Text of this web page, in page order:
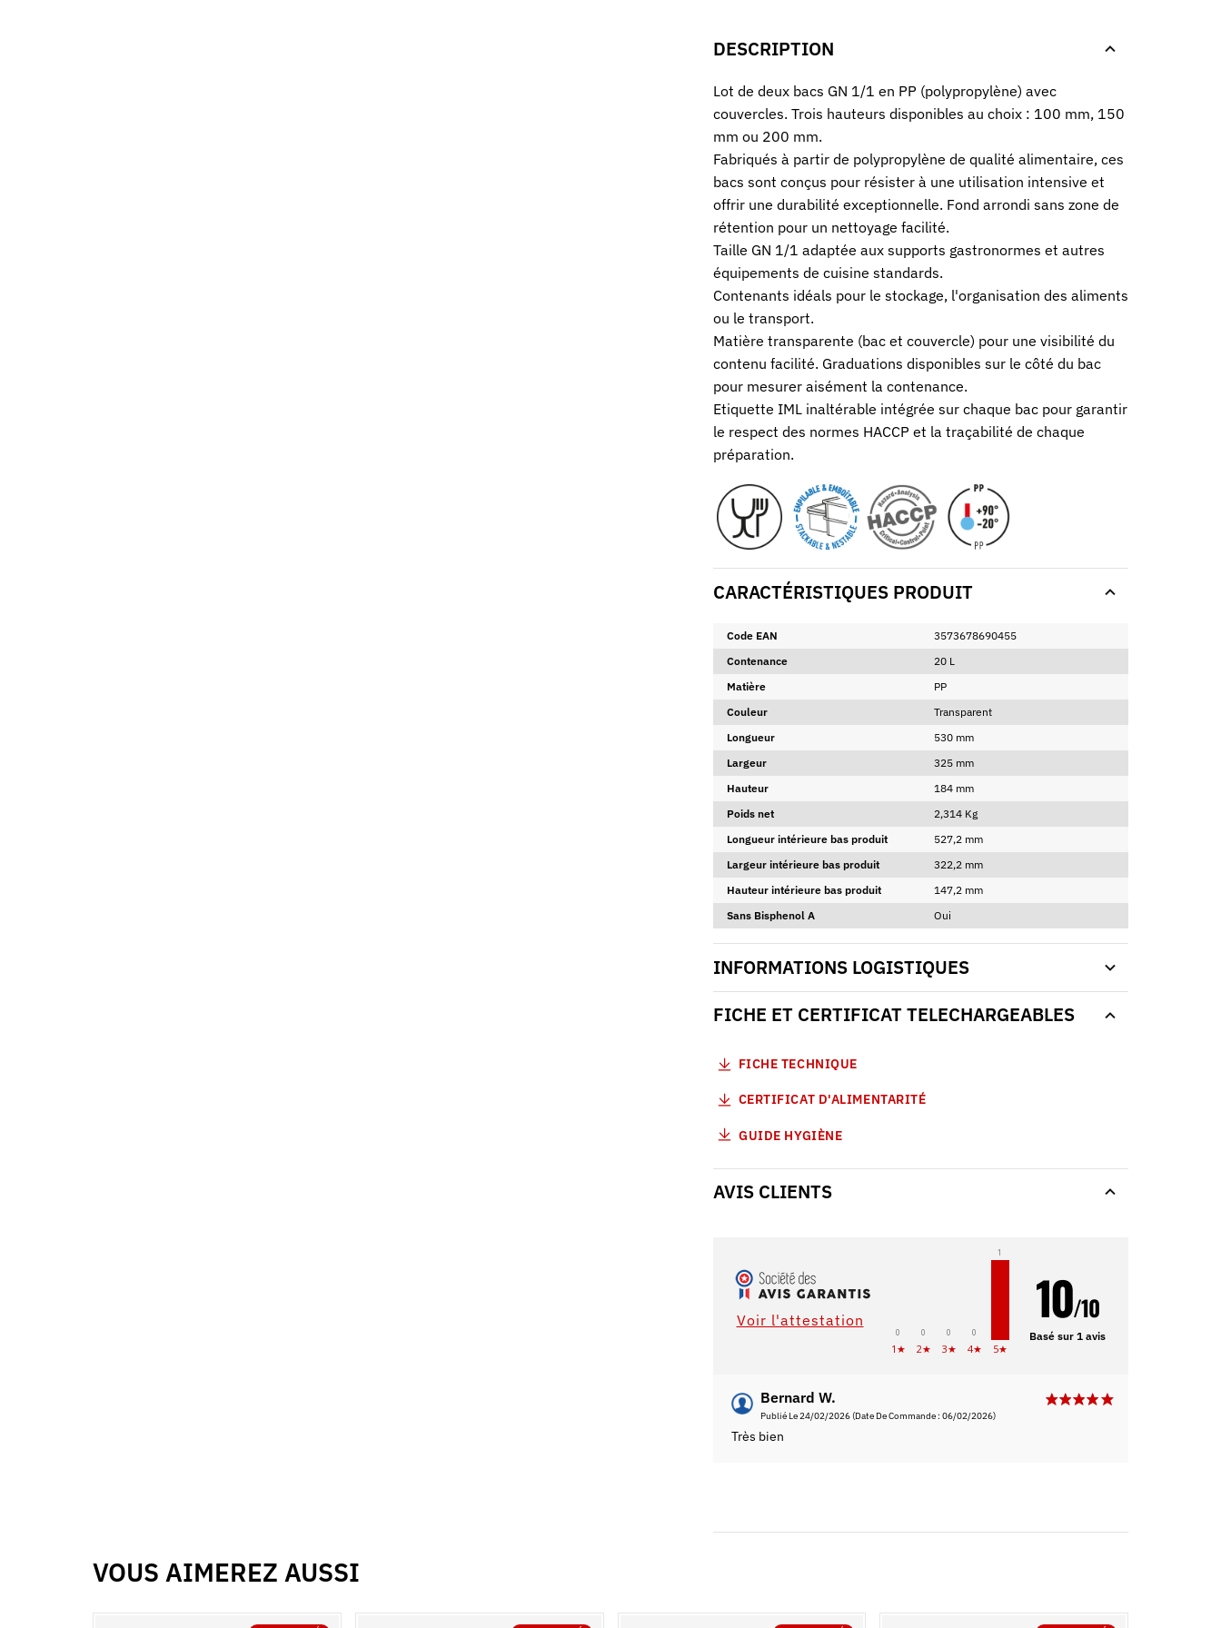
DESCRIPTION
Lot de deux bacs GN 1/1 en PP (polypropylène) avec
couvercles. Trois hauteurs disponibles au choix : 100 mm, 150
mm ou 200 mm.
Fabriqués à partir de polypropylène de qualité alimentaire, ces
bacs sont conçus pour résister à une utilisation intensive et
offrir une durabilité exceptionnelle. Fond arrondi sans zone de
rétention pour un nettoyage facilité.
Taille GN 1/1 adaptée aux supports gastronormes et autres
équipements de cuisine standards.
Contenants idéals pour le stockage, l'organisation des aliments
ou le transport.
Matière transparente (bac et couvercle) pour une visibilité du
contenu facilité. Graduations disponibles sur le côté du bac
pour mesurer aisément la contenance.
Etiquette IML inaltérable intégrée sur chaque bac pour garantir
le respect des normes HACCP et la traçabilité de chaque
préparation.
CARACTÉRISTIQUES PRODUIT
Code EAN
3573678690455
Contenance
20 L
Matière
PP
Couleur
Transparent
Longueur
530 mm
Largeur
325 mm
Hauteur
184 mm
Poids net
2,314 Kg
Longueur intérieure bas produit
527,2 mm
Largeur intérieure bas produit
322,2 mm
Hauteur intérieure bas produit
147,2 mm
Sans Bisphenol A
Oui
INFORMATIONS LOGISTIQUES
FICHE ET CERTIFICAT TELECHARGEABLES
FICHE TECHNIQUE
CERTIFICAT D'ALIMENTARITÉ
GUIDE HYGIÈNE
AVIS CLIENTS
Voir l'attestation
0
1★
0
2★
0
3★
0
4★
1
5★
10/10
Basé sur 1 avis
Bernard W.
Publié Le 24/02/2026(Date De Commande : 06/02/2026)
Très bien
VOUS AIMEREZ AUSSI